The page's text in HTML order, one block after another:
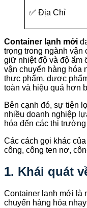
✅ Địa Chỉ
Container lạnh mới
trọng trong ngành vận
giữ nhiệt độ và độ ẩm
vận chuyển hàng hóa
thực phẩm, dược
toàn và hiệu quả hơn
Bên cạnh đó, sự tiện
nhiều doanh nghiệp
hóa đến các thị trường
Các cách gọi khác
công, công ten nơ,
1. Khái quát
Container lạnh mới là
chuyển hàng hóa